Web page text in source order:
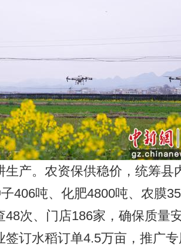
产。农资保供稳价，统筹县
406吨、化肥4800吨、农膜
次、门店186家，确保质量
订水稻订单4.5万亩，推广